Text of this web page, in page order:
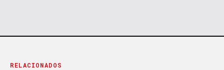
RELACIONADOS